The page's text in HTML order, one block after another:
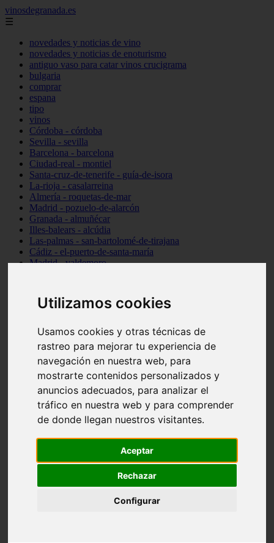
Utilizamos cookies
Usamos cookies y otras técnicas de
rastreo para mejorar tu experiencia de
navegación en nuestra web, para
mostrarte contenidos personalizados y
anuncios adecuados, para analizar el
tráfico en nuestra web y para comprender
de donde llegan nuestros visitantes.
Aceptar
Rechazar
Configurar
vinosdegranada.es
☰
novedades y noticias de vino
novedades y noticias de enoturismo
antiguo vaso para catar vinos crucigrama
bulgaria
comprar
espana
tipo
vinos
Córdoba - córdoba
Sevilla - sevilla
Barcelona - barcelona
Ciudad-real - montiel
Santa-cruz-de-tenerife - guía-de-isora
La-rioja - casalarreina
Almería - roquetas-de-mar
Madrid - pozuelo-de-alarcón
Granada - almuñécar
Illes-balears - alcúdia
Las-palmas - san-bartolomé-de-tirajana
Cádiz - el-puerto-de-santa-maría
Madrid - valdemoro
Cantabria - suances
Sevilla - bormujos
Málaga - júzcar
Huesca - alquézar
Huesca - castejón-de-sos
Lleida - alt-àneu
Córdoba - almedinilla
Navarra - zangoza
Cantabria - arenas-de-iguña
Barcelona - la-pobla-de-lillet
Murcia - cartagena
Madrid - nuevo-baztán